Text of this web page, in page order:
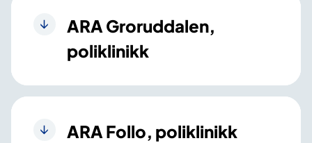
ARA Groruddalen,
poliklinikk
ARA Follo, poliklinikk